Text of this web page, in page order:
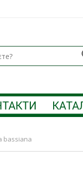
bassiana